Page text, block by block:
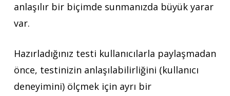
anlaşılır bir biçimde sunmanızda büyük yarar
var.
Hazırladığınız testi kullanıcılarla paylaşmadan
önce, testinizin anlaşılabilirliğini (kullanıcı
deneyimini) ölçmek için ayrı bir